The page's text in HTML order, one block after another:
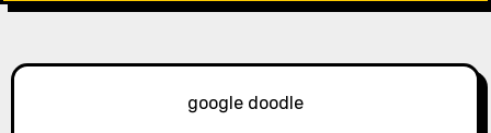
google doodle